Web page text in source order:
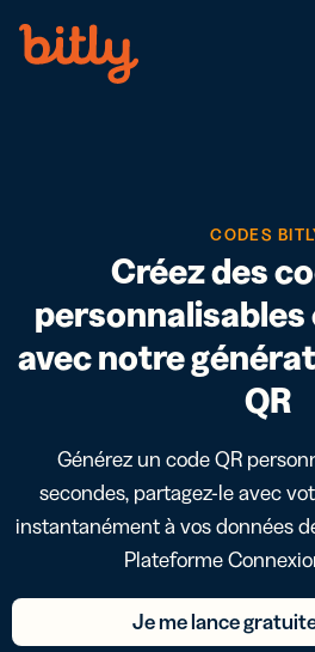
CODES
Créez des
avec notre
QR
Générez un code QR
secondes, partagez-le avec
instantanément à vos données
Plateforme
Je me lance